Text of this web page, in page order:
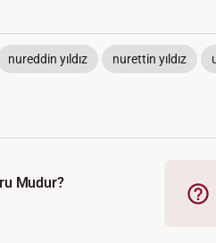
nureddin yıldız nurettin yıldız
Mudur?